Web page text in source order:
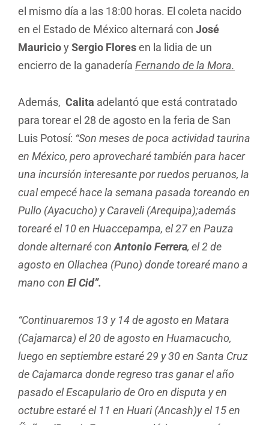
el mismo día a las 18:00 horas. El coleta nacido
en el Estado de México alternará con José
Mauricioy Sergio Floresen la lidia de un
encierro de la ganadería Fernando de la Mora.
Además, Calita adelantó que está contratado
para torear el 28 de agosto en la feria de San
Luis Potosí: “Son meses de poca actividad taurina
en México, pero aprovecharé también para hacer
una incursión interesante por ruedos peruanos, la
cual empecé hace la semana pasada toreando en
Pullo (Ayacucho) y Caraveli (Arequipa);además
torearé el 10 en Huaccepampa, el 27 en Pauza
donde alternaré conAntonio Ferrera, el 2 de
agosto en Ollachea (Puno) donde torearé mano a
mano con El Cid”.
“Continuaremos 13 y 14 de agosto en Matara
(Cajamarca) el 20 de agosto en Huamacucho,
luego en septiembre estaré 29 y 30 en Santa Cruz
de Cajamarca donde regreso tras ganar el año
pasado el Escapulario de Oro en disputa y en
octubre estaré el 11 en Huari (Ancash)y el 15 en